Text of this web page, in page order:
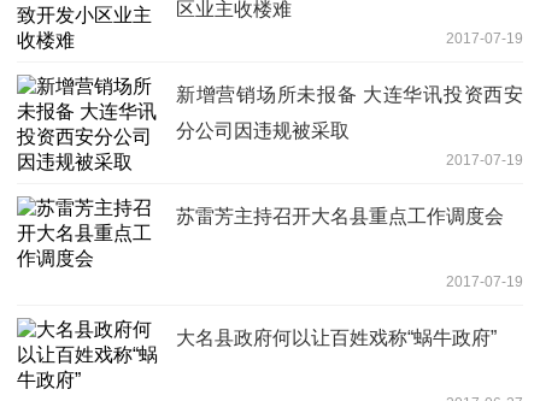
区业主收楼难
2017-07-19
新增营销场所未报备 大连华讯投资西安
分公司因违规被采取
2017-07-19
苏雷芳主持召开大名县重点工作调度会
2017-07-19
大名县政府何以让百姓戏称“蜗牛政府”